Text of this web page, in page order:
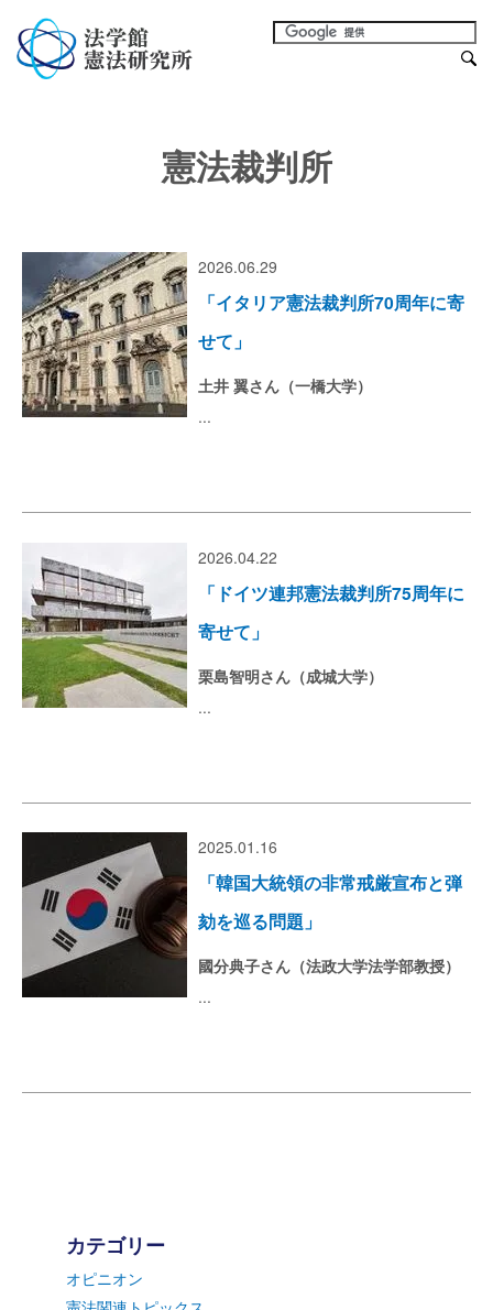
憲法裁判所
2026.06.29
「イタリア憲法裁判所70周年に寄
せて」
土井 翼さん（一橋大学）
...
2026.04.22
「ドイツ連邦憲法裁判所75周年に
寄せて」
栗島智明さん（成城大学）
...
2025.01.16
「韓国大統領の非常戒厳宣布と弾
劾を巡る問題」
國分典子さん（法政大学法学部教授）
...
カテゴリー
オピニオン